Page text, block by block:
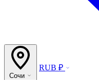
Сочи
RUB ₽